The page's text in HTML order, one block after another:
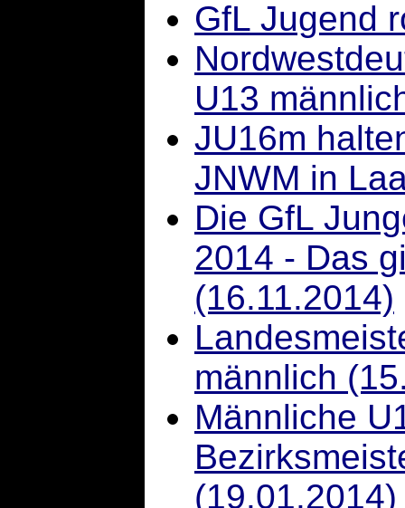
GfL Jugend
U13
JU16m
JNWM in
Die GfL
2014 - Das
(16.11.2014)
männlich
Männliche
(19.01.2014)